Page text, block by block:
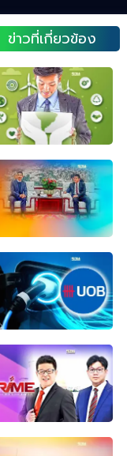
ข่าวที่เกี่ยวข้อง